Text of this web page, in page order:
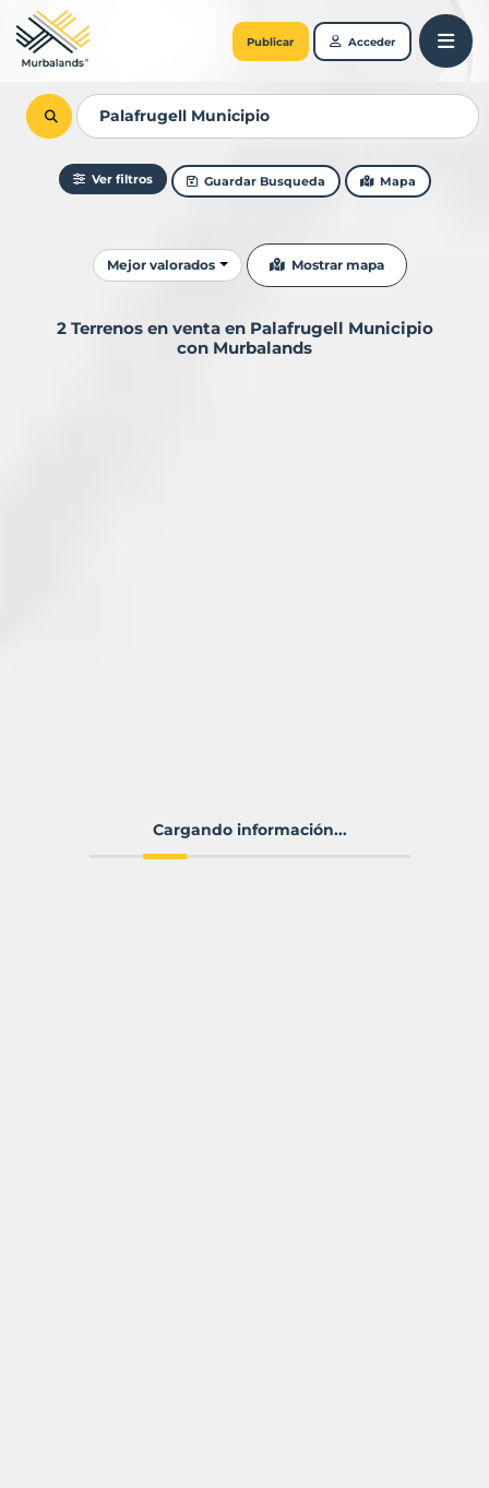
Publicar Acceder
Ver filtros Guardar Busqueda Mapa
Ordenar resultados
Mejor valorados Mostrar mapa
2 Terrenos en venta en Palafrugell Municipio
con Murbalands
Cargando información...